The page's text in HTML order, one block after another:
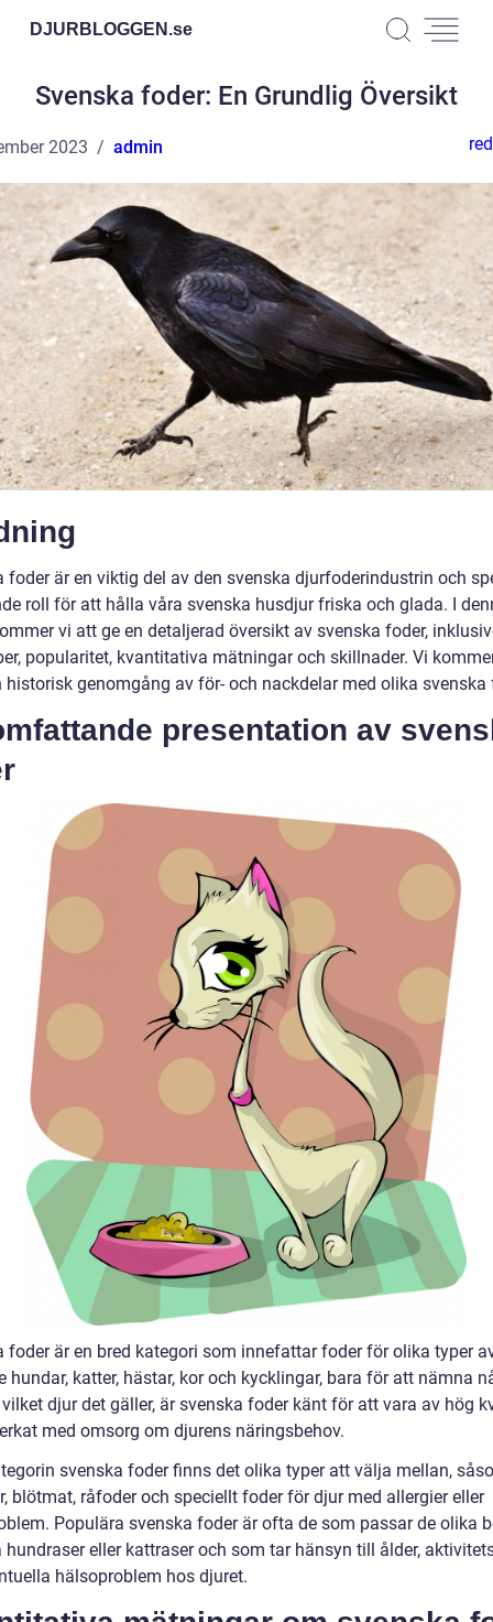
DJURBLOGGEN.se
Svenska foder: En Grundlig Översikt
2023 admin
foder är en viktig del av den svenska djurfoderindustrin och
roll för att hålla våra svenska husdjur friska och glada. I
vi att ge en detaljerad översikt av svenska foder,
popularitet, kvantitativa mätningar och skillnader. Vi
historisk genomgång av för- och nackdelar med olika svenska
presentation av
foder är en bred kategori som innefattar foder för olika typer
hundar, katter, hästar, kor och kycklingar, bara för att nämna
djur det gäller, är svenska foder känt för att vara av hög
med omsorg om djurens näringsbehov.
svenska foder finns det olika typer att välja mellan,
blötmat, råfoder och speciellt foder för djur med allergier eller
Populära svenska foder är ofta de som passar de olika
eller kattraser och som tar hänsyn till ålder,
hälsoproblem hos djuret.